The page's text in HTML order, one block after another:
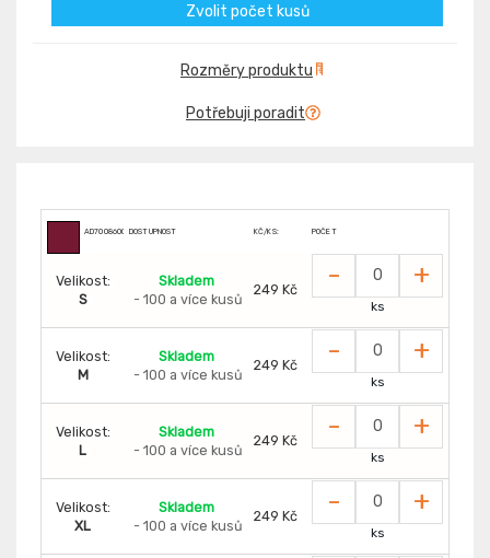
Zvolit počet kusů
Rozměry produktu
Potřebuji poradit
AD7008600 DOSTUPNOST KČ/KS: POČET
Velikost:
S
Skladem
- 100 a více kusů
249 Kč - +
ks
Velikost:
M
Skladem
- 100 a více kusů
249 Kč - +
ks
Velikost:
L
Skladem
- 100 a více kusů
249 Kč - +
ks
Velikost:
XL
Skladem
- 100 a více kusů
249 Kč - +
ks